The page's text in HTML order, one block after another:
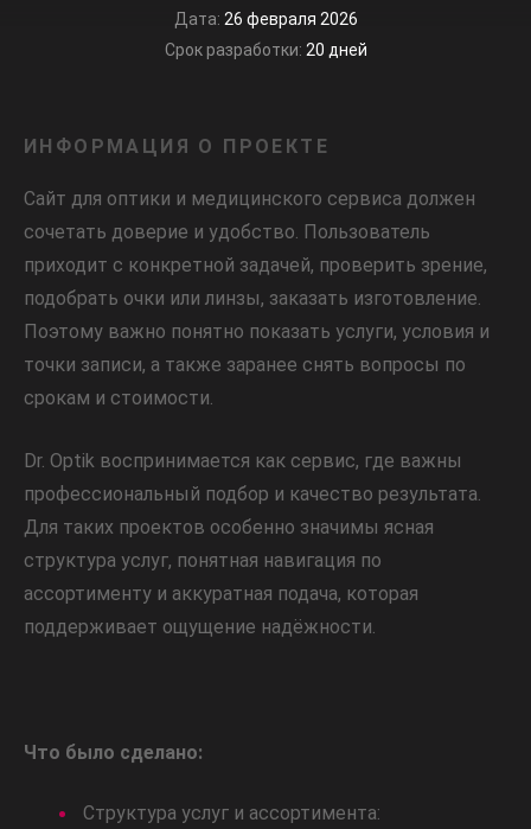
Дата: 26 февраля 2026
Срок разработки: 20 дней
ИНФОРМАЦИЯ О ПРОЕКТЕ
Сайт для оптики и медицинского сервиса должен
сочетать доверие и удобство. Пользователь
приходит с конкретной задачей, проверить зрение,
подобрать очки или линзы, заказать изготовление.
Поэтому важно понятно показать услуги, условия и
точки записи, а также заранее снять вопросы по
срокам и стоимости.
Dr. Optik воспринимается как сервис, где важны
профессиональный подбор и качество результата.
Для таких проектов особенно значимы ясная
структура услуг, понятная навигация по
ассортименту и аккуратная подача, которая
поддерживает ощущение надёжности.
Что было сделано:
Структура услуг и ассортимента: